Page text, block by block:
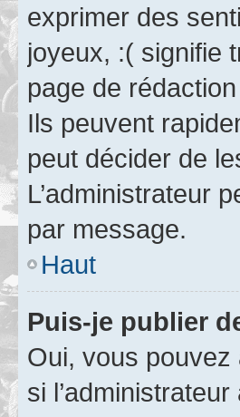
exprimer des
joyeux, :( signifie
page de
Ils peuvent
peut décider de
L’administrateur
par message.
Haut
Puis-je publier
Oui, vous
si